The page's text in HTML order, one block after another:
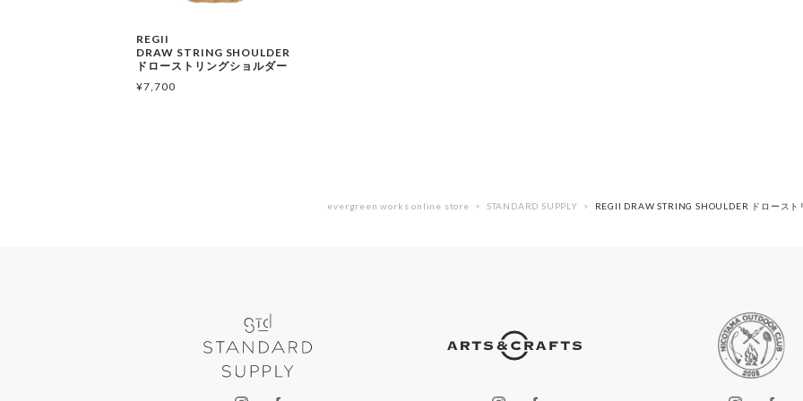
REGII
DRAW STRING SHOULDER
ドローストリングショルダー
¥7,700
evergreen works online store STANDARD SUPPLY REGII DRAW STRING SHOULDER ドロースト